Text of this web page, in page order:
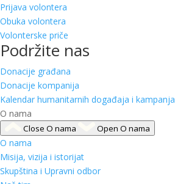
Prijava volontera
Obuka volontera
Volonterske priče
Podržite nas
Donacije građana
Donacije kompanija
Kalendar humanitarnih događaja i kampanja
O nama
Close O nama Open O nama
O nama
Misija, vizija i istorijat
Skupština i Upravni odbor